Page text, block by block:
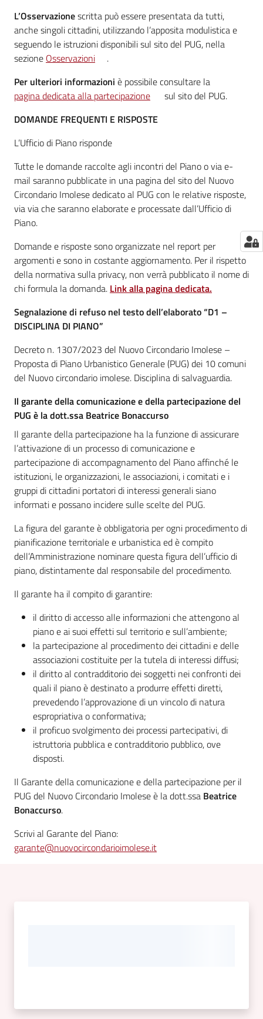
L’Osservazionescritta può essere presentata da tutti,
anche singoli cittadini, utilizzando l’apposita modulistica e
seguendo le istruzioni disponibili sul sito del PUG, nella
sezione Osservazioni
.
Per ulteriori informazioni è possibile consultare la
pagina dedicata alla partecipazione
sul sito del PUG.
DOMANDE FREQUENTI E RISPOSTE
L’Ufficio di Piano risponde
Tutte le domande raccolte agli incontri del Piano o via e-
mail saranno pubblicate in una pagina del sito del Nuovo
Circondario Imolese dedicato al PUG con le relative risposte,
via via che saranno elaborate e processate dall’Ufficio di
Piano.
Domande e risposte sono organizzate nel report per
argomenti e sono in costante aggiornamento. Per il rispetto
della normativa sulla privacy, non verrà pubblicato il nome di
chi formula la domanda. Link alla pagina dedicata.
Segnalazione di refuso nel testo dell’elaborato “D1 –
DISCIPLINA DI PIANO”
Decreto n. 1307/2023 del Nuovo Circondario Imolese –
Proposta di Piano Urbanistico Generale (PUG) dei 10 comuni
del Nuovo circondario imolese. Disciplina di salvaguardia.
Il garante della comunicazione e della partecipazione del
PUG è la dott.ssa Beatrice Bonaccurso
Il garante della partecipazione ha la funzione di assicurare
l’attivazione di un processo di comunicazione e
partecipazione di accompagnamento del Piano affinché le
istituzioni, le organizzazioni, le associazioni, i comitati e i
gruppi di cittadini portatori di interessi generali siano
informati e possano incidere sulle scelte del PUG.
La figura del garante è obbligatoria per ogni procedimento di
pianificazione territoriale e urbanistica ed è compito
dell’Amministrazione nominare questa figura dell’ufficio di
piano, distintamente dal responsabile del procedimento.
Il garante ha il compito di garantire:
il diritto di accesso alle informazioni che attengono al
piano e ai suoi effetti sul territorio e sull’ambiente;
la partecipazione al procedimento dei cittadini e delle
associazioni costituite per la tutela di interessi diffusi;
il diritto al contradditorio dei soggetti nei confronti dei
quali il piano è destinato a produrre effetti diretti,
prevedendo l’approvazione di un vincolo di natura
espropriativa o conformativa;
il proficuo svolgimento dei processi partecipativi, di
istruttoria pubblica e contradditorio pubblico, ove
disposti.
Il Garante della comunicazione e della partecipazione per il
PUG del Nuovo Circondario Imolese è la dott.ssa Beatrice
Bonaccurso.
Scrivi al Garante del Piano:
garante@nuovocircondarioimolese.it